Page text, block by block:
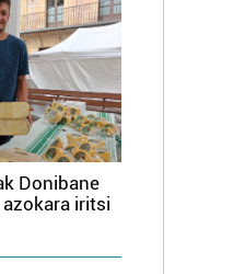
Donibane
iritsi